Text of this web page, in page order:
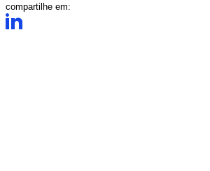
compartilhe em: